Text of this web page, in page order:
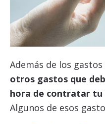
Además de los
otros gastos que
hora de contratar
Algunos de esos